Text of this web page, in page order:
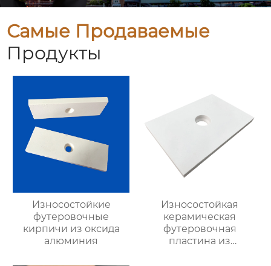
Самые Продаваемые
Продукты
Износостойкие
футеровочные
кирпичи из оксида
алюминия
Износостойкая
керамическая
футеровочная
пластина из